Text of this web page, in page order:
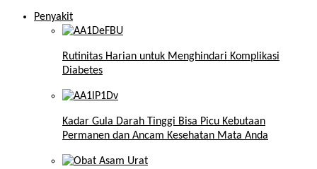
Penyakit
Rutinitas Harian untuk Menghindari Komplikasi
Diabetes
Kadar Gula Darah Tinggi Bisa Picu Kebutaan
Permanen dan Ancam Kesehatan Mata Anda